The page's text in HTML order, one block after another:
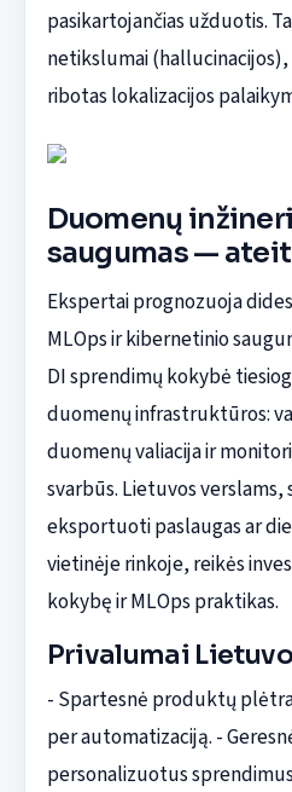
pasikartojančias užduotis.
netikslumai
ribotas lokalizacijos
Duomenų
saugumas —
Ekspertai prognozuoja
MLOps ir kibernetinio
DI sprendimų kokybė
duomenų infrastruktūros:
duomenų valiacija ir
svarbūs. Lietuvos verslams,
eksportuoti paslaugas ar
vietinėje rinkoje, reikės
kokybę ir MLOps praktikas.
Privalumai
- Spartesnė produktų
per automatizaciją. -
personalizuotus